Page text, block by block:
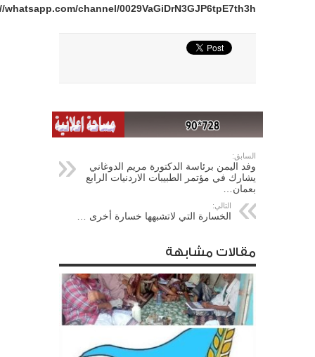
whatsapp.com/channel/0029VaGiDrN3GJP6tpE7th3h
السابق:
وفد اليمن برئاسة الدكتورة مريم الدوغاني
يشارك في مؤتمر الطبيبات الاردنيات الرابع
بعمان…
التالي:
الخسارة التي لاتشبهها خسارة أخرى …
مقالات مشابهة